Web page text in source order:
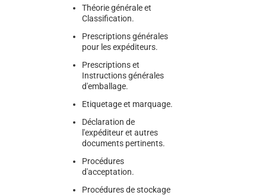
Théorie générale et
Classification.
Prescriptions générales
pour les expéditeurs.
Prescriptions et
Instructions générales
d'emballage.
Etiquetage et marquage.
Déclaration de
l'expéditeur et autres
documents pertinents.
Procédures
d'acceptation.
Procédures de stockage